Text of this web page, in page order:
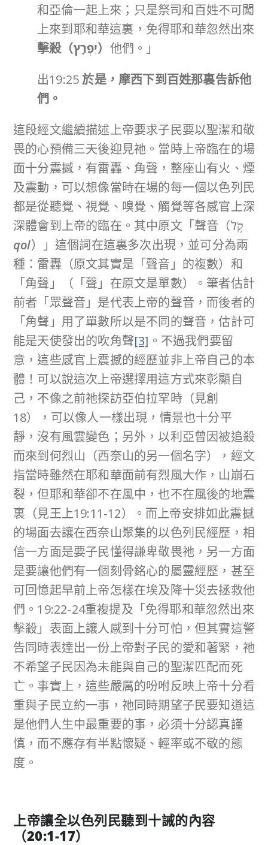
和亞倫一起上來；只是祭司和百姓不可闖
上來到耶和華這裏，免得耶和華忽然出來
擊殺（יִפְרָץ） 他們。」
出19:25於是，摩西下到百姓那裏告訴他
們。
這段經文繼續描述上帝要求子民要以聖潔和敬
畏的心預備三天後迎見祂。當時上帝臨在的場
面十分震撼，有雷轟、角聲，整座山有火、煙
及震動，可以想像當時在場的每一個以色列民
都是從聽覺、視覺、嗅覺、觸覺等各感官上深
深體會到上帝的臨在。其中原文「聲音（קֹ֥ל
qol）」這個詞在這裏多次出現，並可分為兩
種：雷轟（原文其實是「聲音」的複數）和
「角聲」（「聲」在原文是單數）。筆者估計
前者「眾聲音」是代表上帝的聲音，而後者的
「角聲」用了單數所以是不同的聲音，估計可
能是天使發出的吹角聲[3] 。不過我們要留
意，這些感官上震撼的經歷並非上帝自己的本
體！可以說這次上帝選擇用這方式來彰顯自
己，不像之前祂探訪亞伯拉罕時（見創
18），可以像人一樣出現，情景也十分平
靜，沒有風雲變色；另外，以利亞曾因被追殺
而來到何烈山（西奈山的另一個名字），經文
指當時雖然在耶和華面前有烈風大作，山崩石
裂，但耶和華卻不在風中，也不在風後的地震
裏（見王上19:11-12）。而上帝安排如此震撼
的場面去讓在西奈山聚集的以色列民經歷，相
信一方面是要子民懂得謙卑敬畏祂，另一方面
是要讓他們有一個刻骨銘心的屬靈經歷，甚至
可回憶起早前上帝怎樣在埃及降十災去拯救他
們。19:22-24重複提及「免得耶和華忽然出來
擊殺」表面上讓人感到十分可怕，但其實這警
告同時表達出一份上帝對子民的愛和著緊，祂
不希望子民因為未能與自己的聖潔匹配而死
亡。事實上，這些嚴厲的吩咐反映上帝十分看
重與子民立約一事，祂同時期望子民要知道這
是他們人生中最重要的事，必須十分認真謹
慎，而不應存有半點懷疑、輕率或不敬的態
度。
上帝讓全以色列民聽到十誡的內容
（20:1-17）